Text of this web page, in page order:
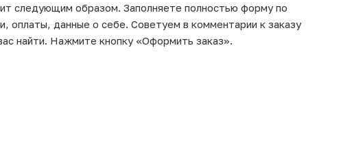
следующим образом. Заполняете полностью форму по
оплаты, данные о себе. Советуем в комментарии к заказу
найти. Нажмите кнопку «Оформить заказ».